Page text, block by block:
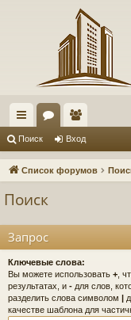
с
ы ум
ол
ьз
Поиск Вход
Список форумов
Поиск
Запрос
Ключевые слова:
Вы можете использовать + ,
результатах, и - для слов,
разделить слова символом |
качестве шаблона для